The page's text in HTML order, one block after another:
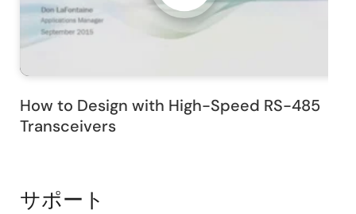
How to Design with High-Speed RS-485
Transceivers
サポート